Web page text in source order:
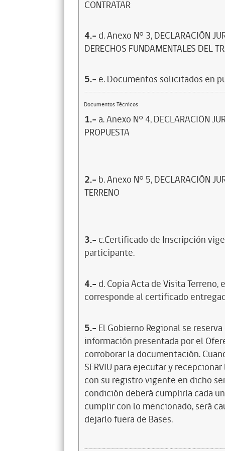
CONTRATAR
4.- d. Anexo N° 3, DECLARACIÓN
DERECHOS FUNDAMENTALES DEL
5.- e. Documentos solicitados en
Documentos Técnicos
1.- a. Anexo N° 4, DECLARACIÓN
PROPUESTA
2.- b. Anexo N° 5, DECLARACIÓN
TERRENO
3.- c.Certificado de Inscripción
participante.
4.- d. Copia Acta de Visita
corresponde al certificado
5.- El Gobierno Regional se
información presentada por el
corroborar la documentación.
SERVIU para ejecutar y
con su registro vigente en dicho
condición deberá cumplirla cada
cumplir con lo mencionado, será
dejarlo fuera de Bases.